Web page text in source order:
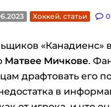
Хоккей. статьи 0
«Канадиенс»
Матвее Мичкове.
драфтовать его
в